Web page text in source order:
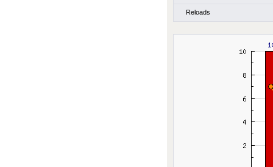
Reloads